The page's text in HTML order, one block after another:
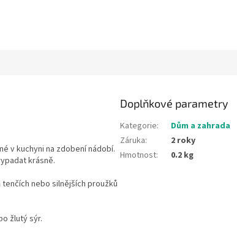
v kuchyni na zdobení nádobí.
krásně.
nebo silnějších proužků
žlutý sýr.
Doplňkové parametry
Kategorie:
Dům a zahrada
Záruka:
2 roky
Hmotnost: 0.2 kg